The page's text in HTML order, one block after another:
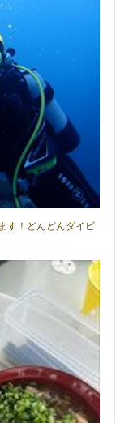
す！どんどんダイビ